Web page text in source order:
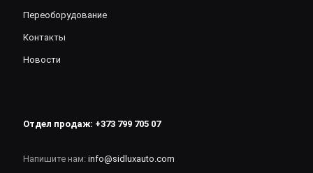
Переоборудование
Контакты
Новости
Отдел продаж: +373 799 705 07
Напишите нам: info@sidluxauto.com